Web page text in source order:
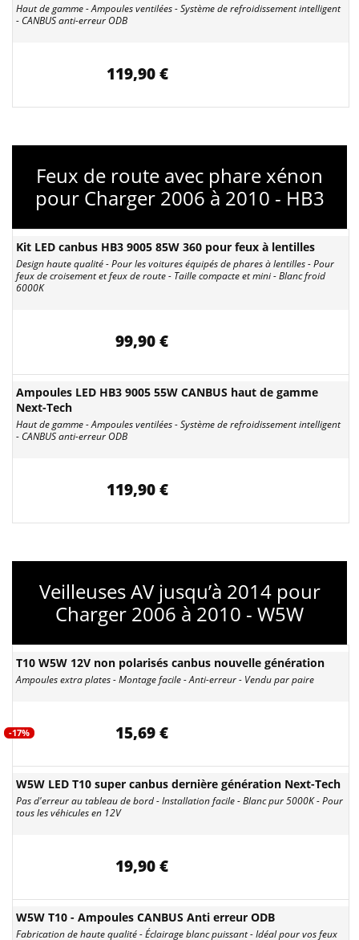
Haut de gamme - Ampoules ventilées - Système de refroidissement intelligent
- CANBUS anti-erreur ODB
119,90 €
Feux de route avec phare xénon
pour Charger 2006 à 2010 - HB3
Kit LED canbus HB3 9005 85W 360 pour feux à lentilles
Design haute qualité - Pour les voitures équipés de phares à lentilles - Pour
feux de croisement et feux de route - Taille compacte et mini - Blanc froid
6000K
99,90 €
Ampoules LED HB3 9005 55W CANBUS haut de gamme
Next-Tech
Haut de gamme - Ampoules ventilées - Système de refroidissement intelligent
- CANBUS anti-erreur ODB
119,90 €
Veilleuses AV jusqu’à 2014 pour
Charger 2006 à 2010 - W5W
T10 W5W 12V non polarisés canbus nouvelle génération
Ampoules extra plates - Montage facile - Anti-erreur - Vendu par paire
-17% 15,69 €
W5W LED T10 super canbus dernière génération Next-Tech
Pas d'erreur au tableau de bord - Installation facile - Blanc pur 5000K - Pour
tous les véhicules en 12V
19,90 €
W5W T10 - Ampoules CANBUS Anti erreur ODB
Fabrication de haute qualité - Éclairage blanc puissant - Idéal pour vos feux